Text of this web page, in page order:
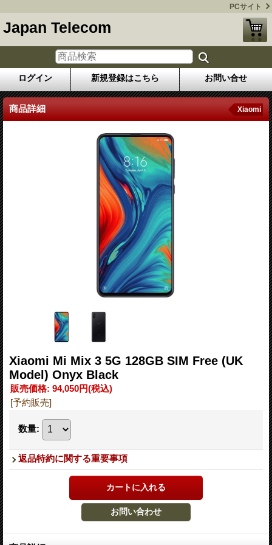
PCサイト
Japan Telecom
ログイン 新規登録はこちら お問い合せ
商品詳細 Xiaomi
Xiaomi Mi Mix 3 5G 128GB SIM Free (UK
Model) Onyx Black
販売価格: 94,050円(税込)
[予約販売]
数量:
返品特約に関する重要事項